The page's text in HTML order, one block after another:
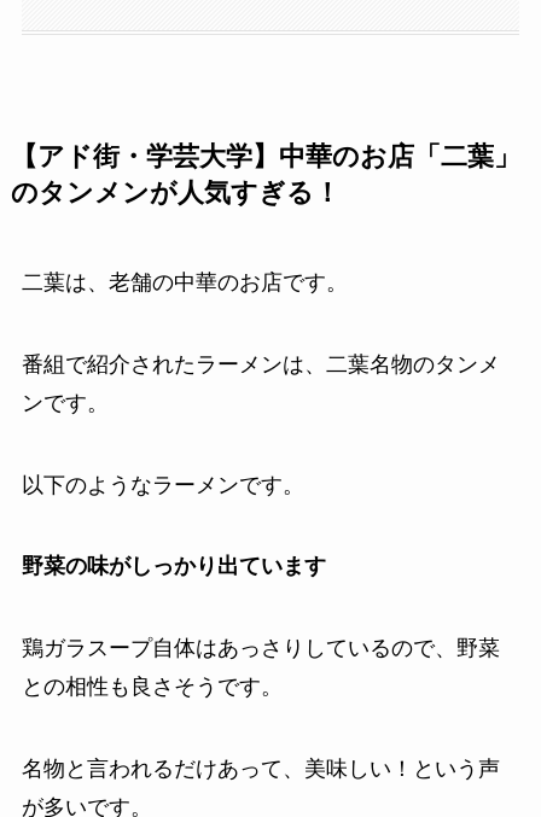
【アド街・学芸大学】中華のお店「二葉」
のタンメンが人気すぎる！
二葉は、老舗の中華のお店です。
番組で紹介されたラーメンは、二葉名物のタンメ
ンです。
以下のようなラーメンです。
野菜の味がしっかり出ています
鶏ガラスープ自体はあっさりしているので、野菜
との相性も良さそうです。
名物と言われるだけあって、美味しい！という声
が多いです。